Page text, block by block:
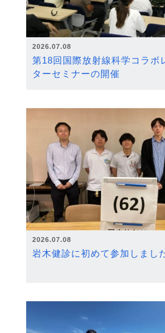
2026.07.08
第18回国際放射線科学コラボ
ターセミナーの開催
2026.07.08
岩木健診に初めて参加しまし